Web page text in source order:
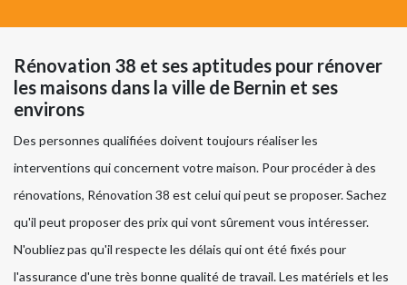
Rénovation 38 et ses aptitudes pour rénover
les maisons dans la ville de Bernin et ses
environs
Des personnes qualifiées doivent toujours réaliser les
interventions qui concernent votre maison. Pour procéder à des
rénovations, Rénovation 38 est celui qui peut se proposer. Sachez
qu'il peut proposer des prix qui vont sûrement vous intéresser.
N'oubliez pas qu'il respecte les délais qui ont été fixés pour
l'assurance d'une très bonne qualité de travail. Les matériels et les